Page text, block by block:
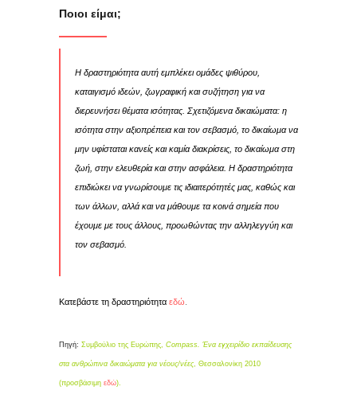
Ποιοι είμαι;
Η δραστηριότητα αυτή εμπλέκει ομάδες ψιθύρου,
καταιγισμό ιδεών, ζωγραφική και συζήτηση για να
διερευνήσει θέματα ισότητας. Σχετιζόμενα δικαιώματα: η
ισότητα στην αξιοπρέπεια και τον σεβασμό, το δικαίωμα να
μην υφίσταται κανείς και καμία διακρίσεις, το δικαίωμα στη
ζωή, στην ελευθερία και στην ασφάλεια. Η δραστηριότητα
επιδιώκει να γνωρίσουμε τις ιδιαιτερότητές μας, καθώς και
των άλλων, αλλά και να μάθουμε τα κοινά σημεία που
έχουμε με τους άλλους, προωθώντας την αλληλεγγύη και
τον σεβασμό.
Κατεβάστε τη δραστηριότητα εδώ
Πηγή: Συμβούλιο της Ευρώπης, Compass. Ένα εγχειρίδιο εκπαίδευσης
στα ανθρώπινα δικαιώματα για νέους/νέες, Θεσσαλονίκη 2010
(προσβάσιμη εδώ).